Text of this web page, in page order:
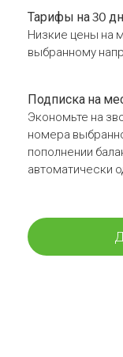
Тарифы на 30
Низкие цены на
выбранному
Подписка на
Экономьте на
номера
пополнении
автоматически